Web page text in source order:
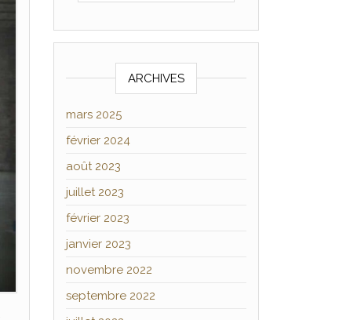
ARCHIVES
mars 2025
février 2024
août 2023
juillet 2023
février 2023
janvier 2023
novembre 2022
septembre 2022